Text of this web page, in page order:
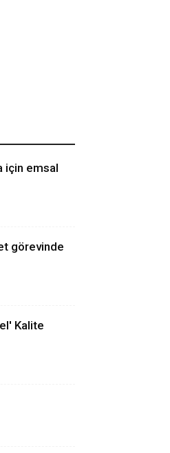
için emsal
görevinde
Kalite